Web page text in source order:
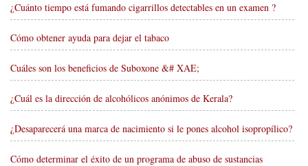
¿Cuánto tiempo está fumando cigarrillos detectables en un examen ?
Cómo obtener ayuda para dejar el tabaco
Cuáles son los beneficios de Suboxone &# XAE;
¿Cuál es la dirección de alcohólicos anónimos de Kerala?
¿Desaparecerá una marca de nacimiento si le pones alcohol isopropílico?
Cómo determinar el éxito de un programa de abuso de sustancias